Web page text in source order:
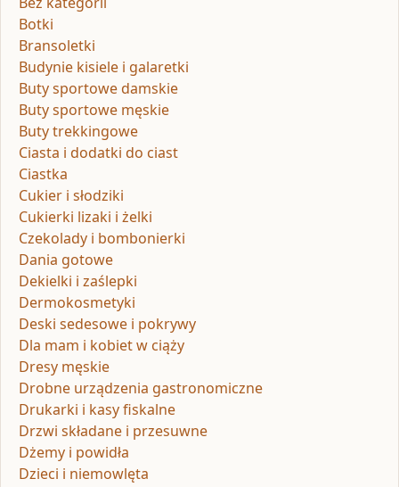
Botki
Bransoletki
Budynie kisiele i galaretki
Buty sportowe damskie
Buty sportowe męskie
Buty trekkingowe
Ciasta i dodatki do ciast
Ciastka
Cukier i słodziki
Cukierki lizaki i żelki
Czekolady i bombonierki
Dania gotowe
Dekielki i zaślepki
Dermokosmetyki
Deski sedesowe i pokrywy
Dla mam i kobiet w ciąży
Dresy męskie
Drobne urządzenia gastronomiczne
Drukarki i kasy fiskalne
Drzwi składane i przesuwne
Dżemy i powidła
Dzieci i niemowlęta